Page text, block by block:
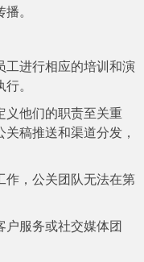
。
工进行相应的培训和演
。
义他们的职责至关重
稿推送和渠道分发，
作，公关团队无法在第
户服务或社交媒体团